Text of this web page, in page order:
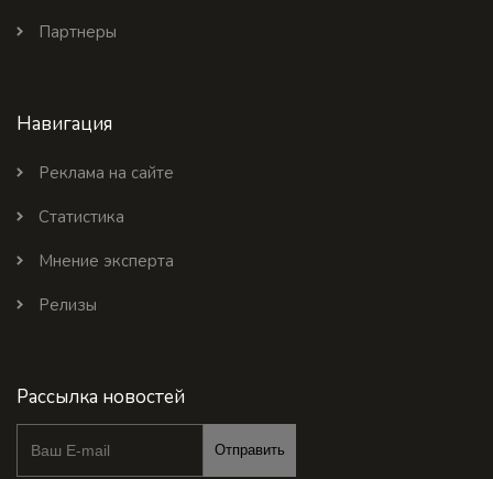
Партнеры
Навигация
Реклама на сайте
Статистика
Мнение эксперта
Релизы
Рассылка новостей
Отправить